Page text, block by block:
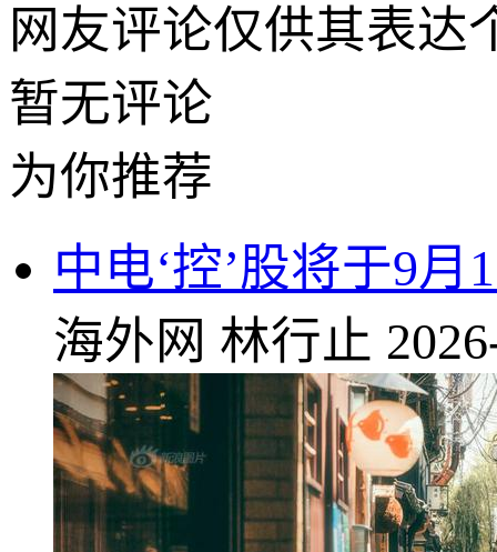
网友评论仅供其表达
暂无评论
为你推荐
中电‘控’股将于9
海外网 林行止